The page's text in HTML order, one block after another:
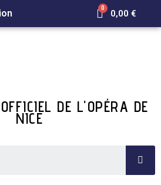
0,00 €
DE L'OPÉRA DE
NICE